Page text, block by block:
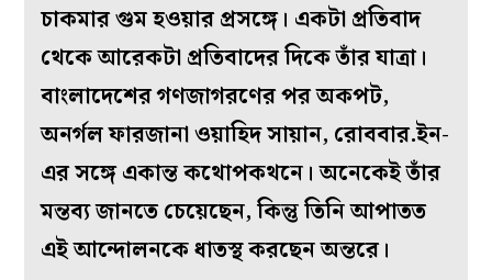
চাকমার গুম হওয়ার প্রসঙ্গে। একটা প্রতিবাদ
থেকে আরেকটা প্রতিবাদের দিকে তাঁর যাত্রা।
বাংলাদেশের গণজাগরণের পর অকপট,
অনর্গল ফারজানা ওয়াহিদ সায়ান, রোববার.ইন-
এর সঙ্গে একান্ত কথোপকথনে। অনেকেই তাঁর
মন্তব্য জানতে চেয়েছেন, কিন্তু তিনি আপাতত
এই আন্দোলনকে ধাতস্থ করছেন অন্তরে।